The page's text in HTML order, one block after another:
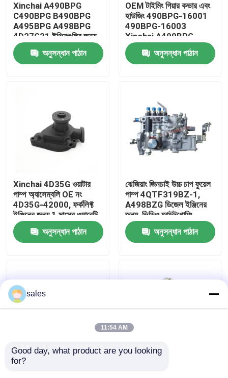
ভিডিও
আমাদের সম্পর্কে
কারখানা ভ্রমণ
গুণমান নিয়ন্ত্রণ
উদ্ধৃতির জন্য আবেদন
Xinchai A490BPG
C490BPG B490BPG
A495BPG A498BPG
4D27G31 ইঞ্জিনগুলির জন্য
OEM 490B-02004
আইডল গিয়ার শ্যাফ্ট, 3 মাসের
ওয়ারেন্টি সহ
অনুসন্ধান পাঠান
OEM টাইমিং গিয়ার কভার এবং
হাউজিং 490BPG-16001
490BPG-16003
Xinchai A490BPG
4D27G31 ফর্কলিফটের জন্য
অনুসন্ধান পাঠান
Xinchai 4D35G ওয়াটার
পাম্প অ্যাসেম্বলি OE নং
4D35G-42000, ফর্কলিফ্ট
ইঞ্জিনের জন্য 1 মাসের ওয়ারেন্টি
সহ
অনুসন্ধান পাঠান
ঝেজিয়াং জিনচাই উচ্চ চাপ ফুয়েল
পাম্প 4QTF319BZ-1,
A498BZG ডিজেল ইঞ্জিনের
জন্য, ভিডিও আউটগোয়িং-
ইনস্পেকশন সহ
অনুসন্ধান পাঠান
ফর্কলিফটের জন্য Xinchai
sales
11:54 AM
Good day, what product are you looking
for?